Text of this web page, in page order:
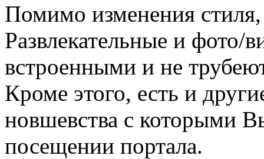
Помимо изменения
Развлекательные и фото/
встроенными и не
Кроме этого, есть и
новшевства с которыми
посещении портала.